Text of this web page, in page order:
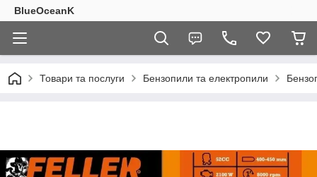
BlueOceanK
Товари та послуги Бензопили та електропили